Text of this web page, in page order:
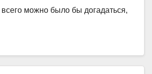
можно было бы догадаться,